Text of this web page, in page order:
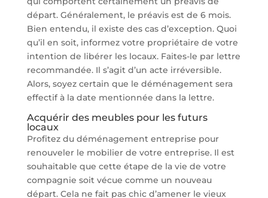
départ. Généralement, le préavis est de 6 mois.
Bien entendu, il existe des cas d’exception. Quoi
qu’il en soit, informez votre propriétaire de votre
intention de libérer les locaux. Faites-le par lettre
recommandée. Il s’agit d’un acte irréversible.
Alors, soyez certain que le déménagement sera
effectif à la date mentionnée dans la lettre.
Acquérir des meubles pour les futurs
locaux
Profitez du déménagement entreprise pour
renouveler le mobilier de votre entreprise. Il est
souhaitable que cette étape de la vie de votre
compagnie soit vécue comme un nouveau
départ. Cela ne fait pas chic d’amener le vieux